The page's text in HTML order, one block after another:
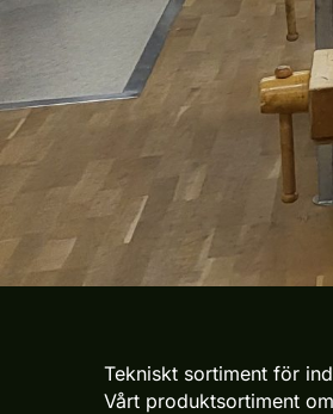
Tekniskt sortiment för
Vårt produktsortiment